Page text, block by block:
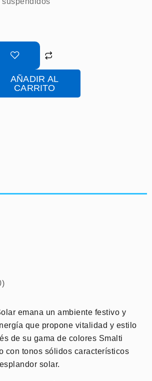
AÑADIR AL
CARRITO
emana un ambiente festivo y
que propone vitalidad y estilo
de su gama de colores Smalti
con tonos sólidos característicos
solar.